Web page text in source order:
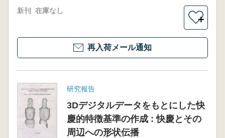
新刊 在庫なし
＋
再入荷メール通知
研究報告
3Dデジタルデータをもとにした快
慶的特徴基準の作成 : 快慶とその
周辺への形状伝播